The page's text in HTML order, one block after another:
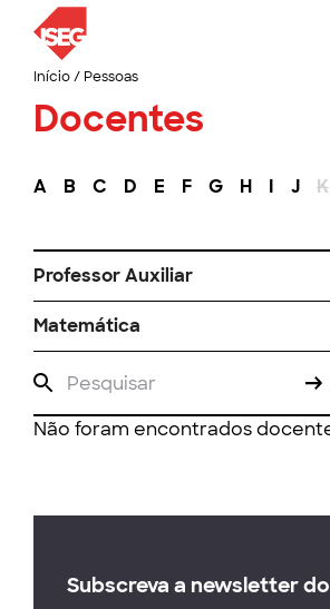
Início/ Pessoas
Docentes
A B C D E F G H I J K
Professor Auxiliar
Matemática
Não foram encontrados
Subscreva a newsletter do